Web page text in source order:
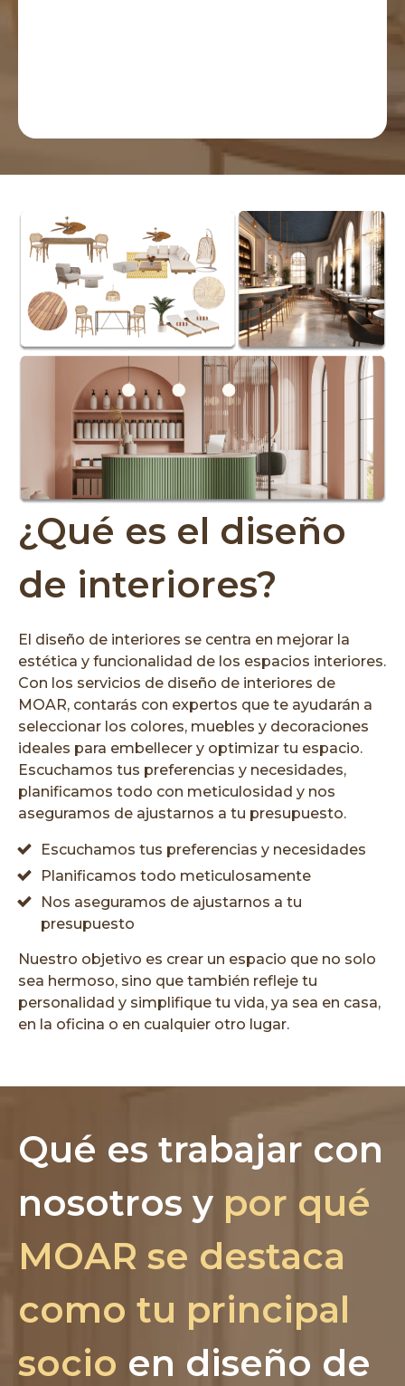
¿Qué es el diseño
de interiores?
El diseño de interiores se centra en mejorar la
estética y funcionalidad de los espacios interiores.
Con los servicios de diseño de interiores de
MOAR, contarás con expertos que te ayudarán a
seleccionar los colores, muebles y decoraciones
ideales para embellecer y optimizar tu espacio.
Escuchamos tus preferencias y necesidades,
planificamos todo con meticulosidad y nos
aseguramos de ajustarnos a tu presupuesto.
Escuchamos tus preferencias y necesidades
Planificamos todo meticulosamente
Nos aseguramos de ajustarnos a tu
presupuesto
Nuestro objetivo es crear un espacio que no solo
sea hermoso, sino que también refleje tu
personalidad y simplifique tu vida, ya sea en casa,
en la oficina o en cualquier otro lugar.
Qué es trabajar con
nosotros y por qué
MOAR se destaca
como tu principal
socio en diseño de